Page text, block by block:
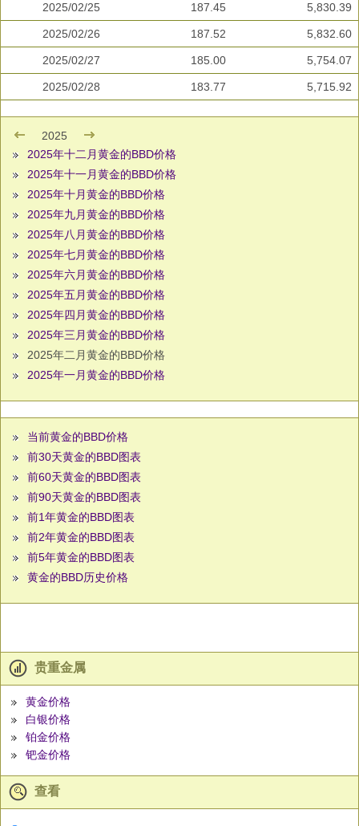
2025/02/25 187.45 5,830.39
2025/02/26 187.52 5,832.60
2025/02/27 185.00 5,754.07
2025/02/28 183.77 5,715.92
2025
2025年十二月黄金的BBD价格
2025年十一月黄金的BBD价格
2025年十月黄金的BBD价格
2025年九月黄金的BBD价格
2025年八月黄金的BBD价格
2025年七月黄金的BBD价格
2025年六月黄金的BBD价格
2025年五月黄金的BBD价格
2025年四月黄金的BBD价格
2025年三月黄金的BBD价格
2025年二月黄金的BBD价格
2025年一月黄金的BBD价格
当前黄金的BBD价格
前30天黄金的BBD图表
前60天黄金的BBD图表
前90天黄金的BBD图表
前1年黄金的BBD图表
前2年黄金的BBD图表
前5年黄金的BBD图表
黄金的BBD历史价格
贵重金属
黄金价格
白银价格
铂金价格
钯金价格
查看